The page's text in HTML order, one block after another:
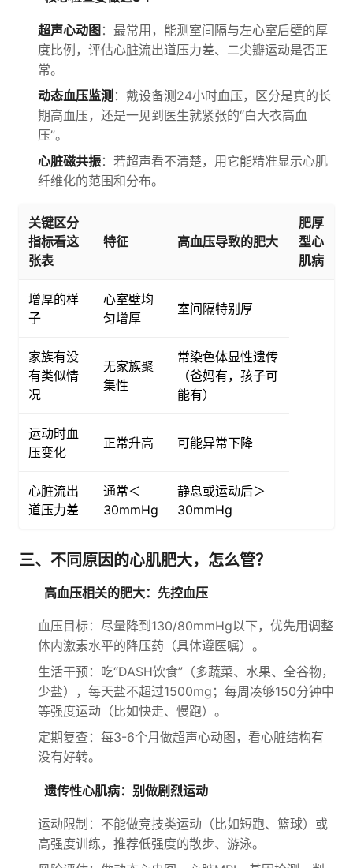
超声心动图 ：最常用，能测室间隔与左心室后壁的厚
度比例，评估心脏流出道压力差、二尖瓣运动是否正
常。
动态血压监测 ：戴设备测24小时血压，区分是真的长
期高血压，还是一见到医生就紧张的“白大衣高血
压”。
心脏磁共振：若超声看不清楚，用它能精准显示心肌
纤维化的范围和分布。
关键区分
指标看这
张表
特征 高血压导致的肥大
肥厚
型心
肌病
增厚的样
子
心室壁均
匀增厚
室间隔特别厚
家族有没
有类似情
况
无家族聚
集性
常染色体显性遗传
（爸妈有，孩子可
能有）
运动时血
压变化
正常升高 可能异常下降
心脏流出
道压力差
通常＜
30mmHg
静息或运动后＞
30mmHg
三、不同原因的心肌肥大，怎么管？
高血压相关的肥大：先控血压
血压目标：尽量降到130/80mmHg以下，优先用调整
体内激素水平的降压药（具体遵医嘱）。
生活干预：吃“DASH饮食”（多蔬菜、水果、全谷物，
少盐），每天盐不超过1500mg；每周凑够150分钟中
等强度运动（比如快走、慢跑）。
定期复查：每3-6个月做超声心动图，看心脏结构有
没有好转。
遗传性心肌病：别做剧烈运动
运动限制：不能做竞技类运动（比如短跑、篮球）或
高强度训练，推荐低强度的散步、游泳。